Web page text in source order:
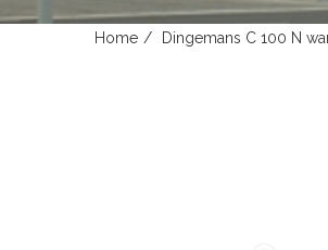
Home Dingemans C 100 N